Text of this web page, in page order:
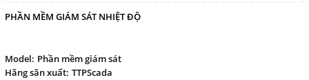
PHẦN MỀM GIÁM SÁT NHIỆT ĐỘ
Model: Phần mềm giám sát
Hãng sãn xuất: TTPScada